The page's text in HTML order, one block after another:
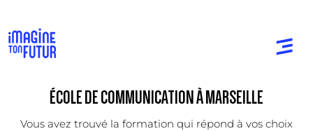
ÉCOLE DE COMMUNICATION À MARSEILLE
Vous avez trouvé la formation qui répond à vos choix